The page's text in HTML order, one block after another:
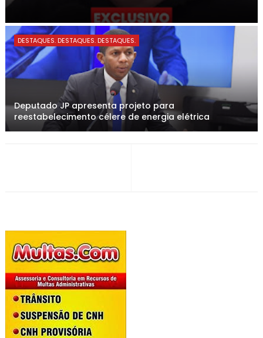
DESTAQUES. DESTAQUES. DESTAQUES.
Deputado JP apresenta projeto para
reestabelecimento célere de energia elétrica